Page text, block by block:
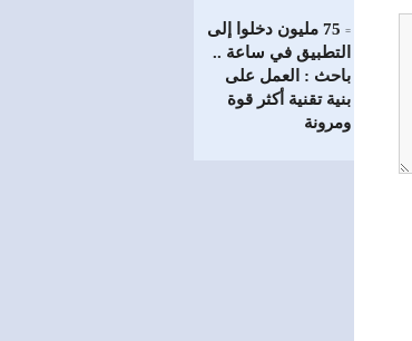
=
75 مليون دخلوا إلى
التطبيق في ساعة ..
باحث : العمل على
بنية تقنية أكثر قوة
ومرونة